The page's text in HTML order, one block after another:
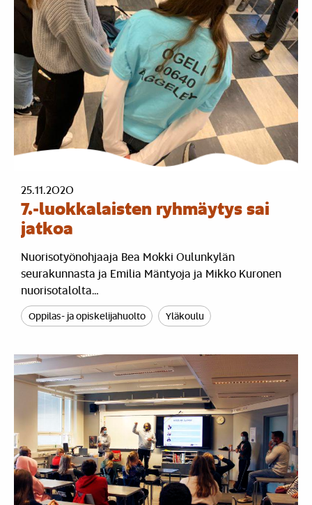
25.11.2020
7.-luokkalaisten ryhmäytys sai
jatkoa
Nuorisotyönohjaaja Bea Mokki Oulunkylän
seurakunnasta ja Emilia Mäntyoja ja Mikko Kuronen
nuorisotalolta…
Oppilas- ja opiskelijahuolto Yläkoulu